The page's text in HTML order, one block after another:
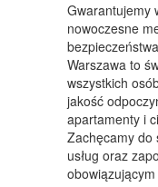
Gwarantujemy
nowoczesne
Warszawa to
wszystkich
jakość
apartamenty i
Zachęcamy do
usług oraz